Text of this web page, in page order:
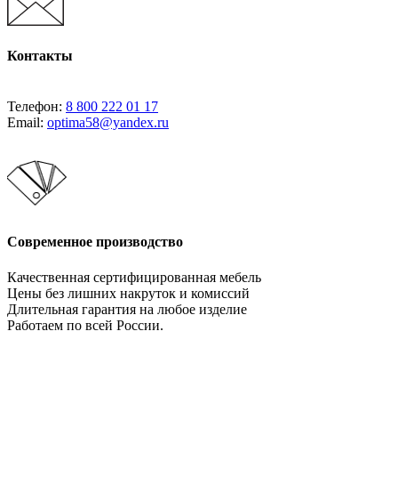
Контакты
Телефон: 8 800 222 01 17
Email: optima58@yandex.ru
Современное производство
Качественная сертифицированная мебель
Цены без лишних накруток и комиссий
Длительная гарантия на любое изделие
Работаем по всей России.